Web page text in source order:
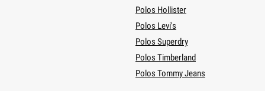
Polos Hollister
Polos Levi's
Polos Superdry
Polos Timberland
Polos Tommy Jeans